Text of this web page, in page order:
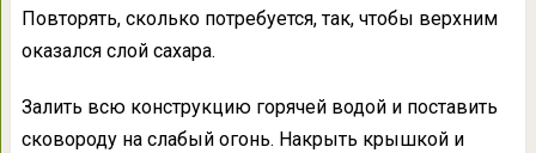
Повторять, сколько потребуется, так, чтобы верхним
оказался слой сахара.
Залить всю конструкцию горячей водой и поставить
сковороду на слабый огонь. Накрыть крышкой и